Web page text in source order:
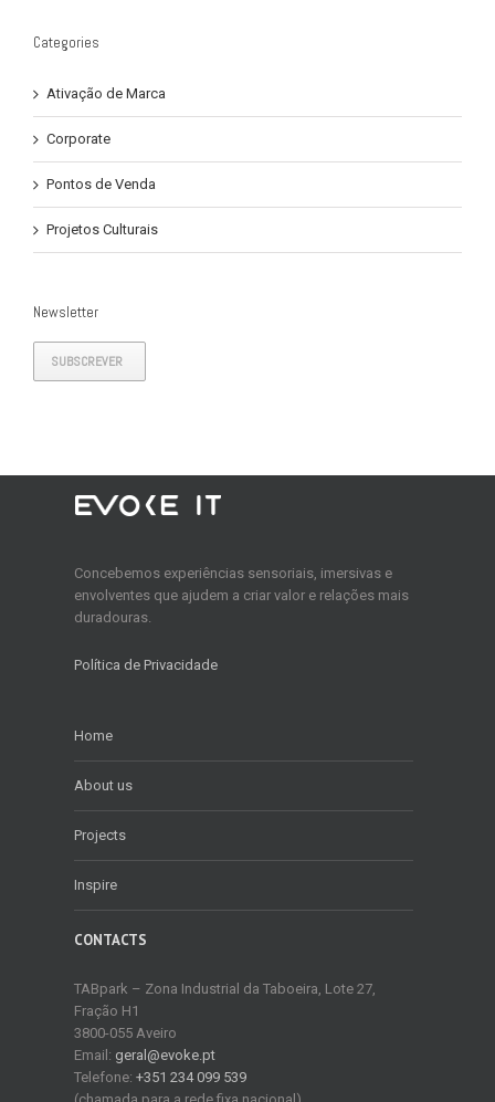
Categories
Ativação de Marca
Corporate
Pontos de Venda
Projetos Culturais
Newsletter
SUBSCREVER
Concebemos experiências sensoriais, imersivas e
envolventes que ajudem a criar valor e relações mais
duradouras.
Política de Privacidade
Home
About us
Projects
Inspire
CONTACTS
TABpark – Zona Industrial da Taboeira, Lote 27,
Fração H1
3800-055 Aveiro
Email: geral@evoke.pt
Telefone:+351 234 099 539